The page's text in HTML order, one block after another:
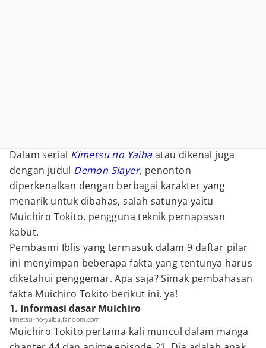
Dalam serial Kimetsu no Yaiba atau dikenal juga
dengan judul Demon Slayer, penonton
diperkenalkan dengan berbagai karakter yang
menarik untuk dibahas, salah satunya yaitu
Muichiro Tokito, pengguna teknik pernapasan
kabut.
Pembasmi Iblis yang termasuk dalam 9 daftar pilar
ini menyimpan beberapa fakta yang tentunya harus
diketahui penggemar. Apa saja? Simak pembahasan
fakta Muichiro Tokito berikut ini, ya!
1. Informasi dasar Muichiro
kimetsu-no-yaiba.fandom.com
Muichiro Tokito pertama kali muncul dalam manga